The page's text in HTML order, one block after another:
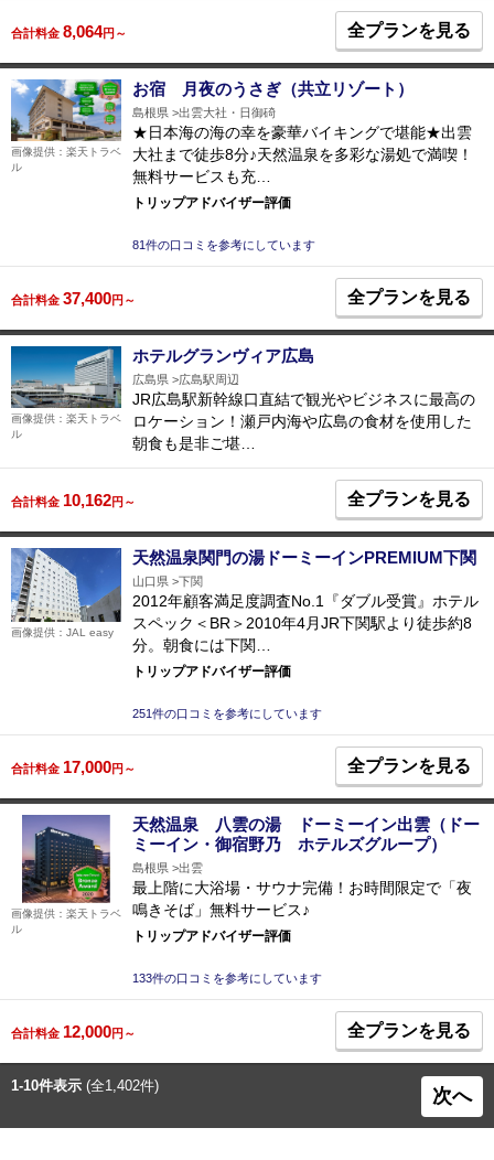
合計料金 8,064円～ 全プランを見る
お宿 月夜のうさぎ（共立リゾート）
島根県 出雲大社・日御碕
★日本海の海の幸を豪華バイキングで堪能★出雲
大社まで徒歩8分♪天然温泉を多彩な湯処で満喫！
無料サービスも充…
トリップアドバイザー評価
81件の口コミを参考にしています
画像提供：楽天トラベ
ル
合計料金 37,400円～ 全プランを見る
ホテルグランヴィア広島
広島県 広島駅周辺
JR広島駅新幹線口直結で観光やビジネスに最高の
ロケーション！瀬戸内海や広島の食材を使用した
朝食も是非ご堪…
画像提供：楽天トラベ
ル
合計料金 10,162円～ 全プランを見る
天然温泉関門の湯ドーミーインPREMIUM下関
山口県 下関
2012年顧客満足度調査No.1『ダブル受賞』ホテル
スペック＜BR＞2010年4月JR下関駅より徒歩約8
分。朝食には下関…
トリップアドバイザー評価
251件の口コミを参考にしています
画像提供：JAL easy
合計料金 17,000円～ 全プランを見る
天然温泉 八雲の湯 ドーミーイン出雲（ドー
ミーイン・御宿野乃 ホテルズグループ）
島根県 出雲
最上階に大浴場・サウナ完備！お時間限定で「夜
鳴きそば」無料サービス♪
トリップアドバイザー評価
133件の口コミを参考にしています
画像提供：楽天トラベ
ル
合計料金 12,000円～ 全プランを見る
1-10件表示 (全1,402件) 次へ